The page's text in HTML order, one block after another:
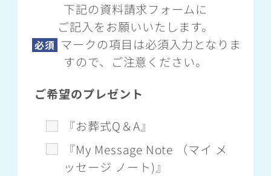
下記の資料請求フォームに
ご記入をお願いいたします。
必須 マークの項目は必須入力となりま
すので、ご注意ください。
ご希望のプレゼント
『お葬式Q＆A』
『My Message Note （マイ メ
ッセージ ノート)』